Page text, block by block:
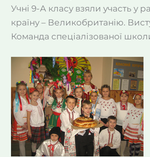
Учні 9-А класу взяли участь у
країну – Великобританію.
Команда спеціалізованої